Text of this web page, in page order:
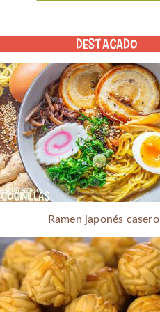
DESTACADO
Ramen japonés casero